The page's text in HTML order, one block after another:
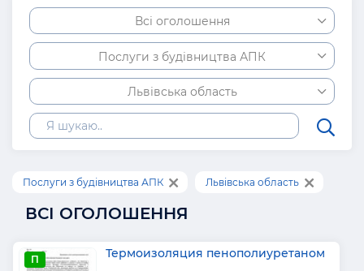
Всі оголошення
Послуги з будівництва АПК
Львівська область
Послуги з будівництва АПК Львівська область
ВСІ ОГОЛОШЕННЯ
П Термоизоляция пенополиуретаном